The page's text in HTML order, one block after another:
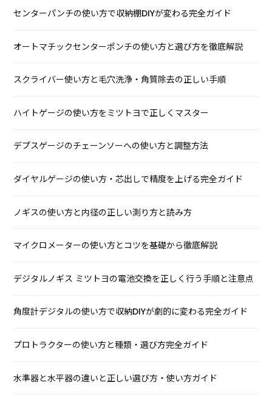
センターパンチの使い方で収納棚DIYが変わる完全ガイド
オートマチックセンターポンチの使い方と選び方を徹底解説
スクライバー使い方と毛穴洗浄・角質除去の正しい手順
ハイトゲージの使い方をミツトヨで正しくマスター
デプスゲージのチェーンソーへの使い方と調整方法
ダイヤルゲージの使い方・芯出しで精度を上げる完全ガイド
ノギスの使い方と内径の正しい測り方と読み方
マイクロメーターの使い方とコツを基礎から徹底解説
デジタルノギス ミツトヨの電池交換を正しく行う手順と注意点
角度計デジタルの使い方で収納DIYが劇的に変わる完全ガイド
プロトラクターの使い方と種類・選び方完全ガイド
水準器と水平器の違いと正しい選び方・使い方ガイド